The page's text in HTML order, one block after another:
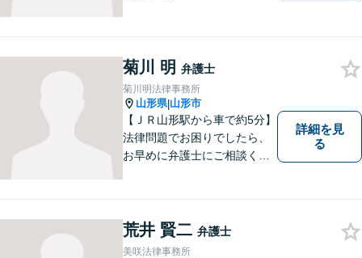
菊川 明 弁護士
菊川明法律事務所
山形県|山形市
【ＪＲ山形駅から車で約5分】
法律問題でお困りでしたら、
お早めに弁護士にご相談くだ
詳細を見
る
荒井 賢二 弁護士
美咲法律事務所